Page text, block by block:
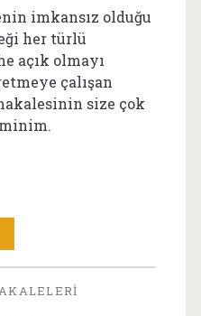
imkansız olduğu
her türlü
açık olmayı
çalışan
size çok